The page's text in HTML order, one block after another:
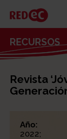
RECURSOS
Revista
Año:
2022;